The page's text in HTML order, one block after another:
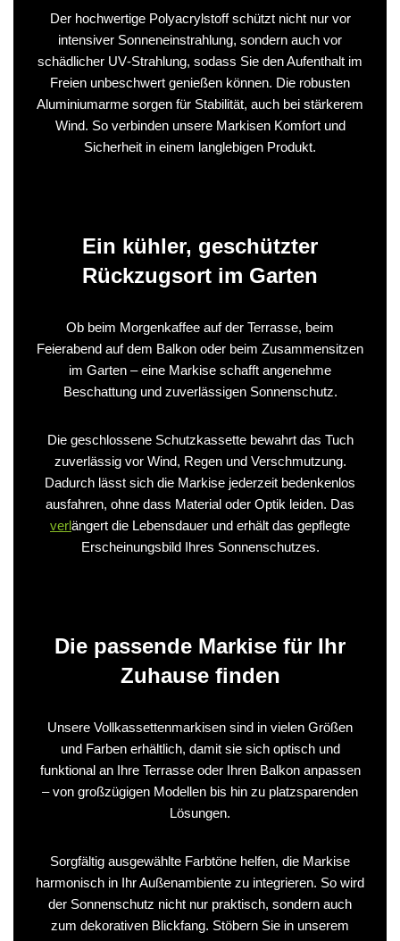
Der hochwertige Polyacrylstoff schützt nicht nur vor
intensiver Sonneneinstrahlung, sondern auch vor
schädlicher UV‑Strahlung, sodass Sie den Aufenthalt im
Freien unbeschwert genießen können. Die robusten
Aluminiumarme sorgen für Stabilität, auch bei stärkerem
Wind. So verbinden unsere Markisen Komfort und
Sicherheit in einem langlebigen Produkt.
Ein kühler, geschützter
Rückzugsort im Garten
Ob beim Morgenkaffee auf der Terrasse, beim
Feierabend auf dem Balkon oder beim Zusammensitzen
im Garten – eine Markise schafft angenehme
Beschattung und zuverlässigen Sonnenschutz.
Die geschlossene Schutzkassette bewahrt das Tuch
zuverlässig vor Wind, Regen und Verschmutzung.
Dadurch lässt sich die Markise jederzeit bedenkenlos
ausfahren, ohne dass Material oder Optik leiden. Das
verlängert die Lebensdauer und erhält das gepflegte
Erscheinungsbild Ihres Sonnenschutzes.
Die passende Markise für Ihr
Zuhause finden
Unsere Vollkassettenmarkisen sind in vielen Größen
und Farben erhältlich, damit sie sich optisch und
funktional an Ihre Terrasse oder Ihren Balkon anpassen
– von großzügigen Modellen bis hin zu platzsparenden
Lösungen.
Sorgfältig ausgewählte Farbtöne helfen, die Markise
harmonisch in Ihr Außenambiente zu integrieren. So wird
der Sonnenschutz nicht nur praktisch, sondern auch
zum dekorativen Blickfang. Stöbern Sie in unserem